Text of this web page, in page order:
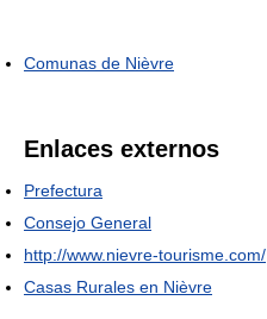
Comunas de Nièvre
Enlaces externos
Prefectura
Consejo General
http://www.nievre-tourisme.com/
Casas Rurales en Nièvre